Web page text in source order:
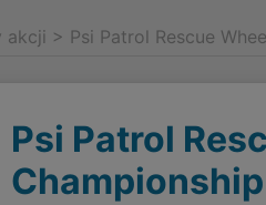
akcji > Psi Patrol Rescue
Psi Patrol
Championship